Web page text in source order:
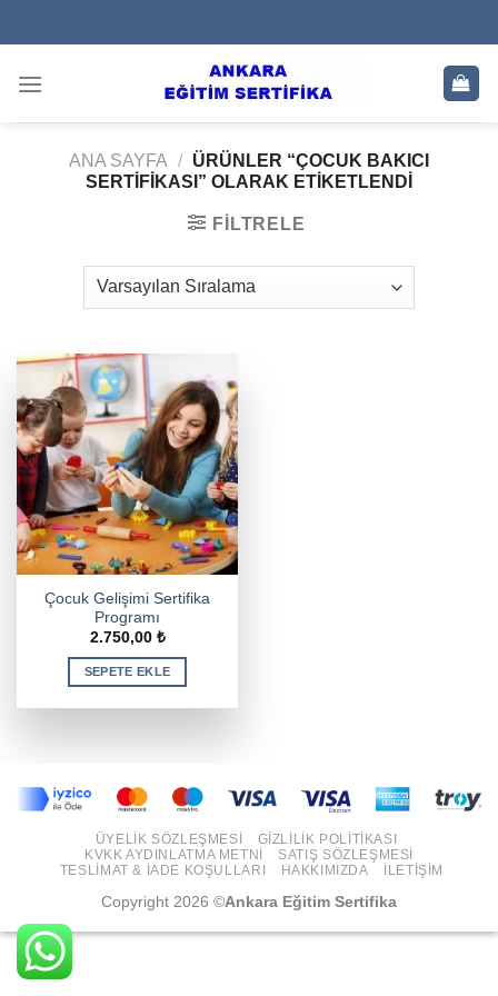
to
ANA SAYFA / ÜRÜNLER “ÇOCUK BAKICI
SERTIFIKASI” OLARAK ETIKETLENDI
FILTRELE
Çocuk Gelişimi Sertifika
Programı
2.750,00 ₺
SEPETE EKLE
ÜYELIK SÖZLEŞMESI
GIZLILIK POLITIKASI
KVKK AYDINLATMA METNI
SATIŞ SÖZLEŞMESI
TESLIMAT & İADE KOŞULLARI
HAKKIMIZDA İLETIŞIM
Copyright 2026 ©Ankara Eğitim Sertifika